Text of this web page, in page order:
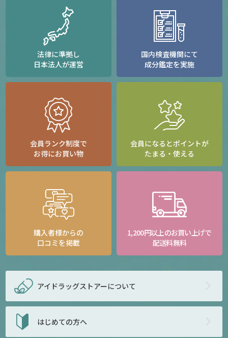
法律に準拠し
日本法人が運営
国内検査機関にて
成分鑑定を実施
会員ランク制度で
お得にお買い物
会員になるとポイントが
たまる・使える
購入者様からの
口コミを掲載
1,200円以上のお買い上げで
配送料無料
アイドラッグストアーについて
はじめての方へ